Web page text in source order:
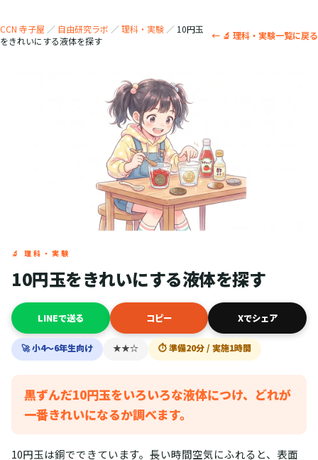
CCN 寺子屋 ／ 自由研究ラボ ／理科・実験 ／ 10円玉
をきれいにする液体を探す
← 🔬 理科・実験一覧に戻る
🔬 理科・実験
10円玉をきれいにする液体を探す
LINEで送る コピー Xでシェア
🚀 小4〜6年生向け ★★☆ ⏱ 準備20分 / 実施1時間
黒ずんだ10円玉をいろいろな液体につけ、どれが
一番きれいになるか調べます。
10円玉は銅でできています。長い時間空気にふれると、表面